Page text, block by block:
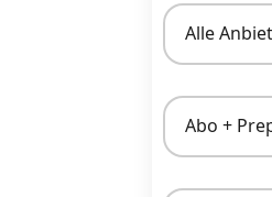
Impressum
Alle
Abo +